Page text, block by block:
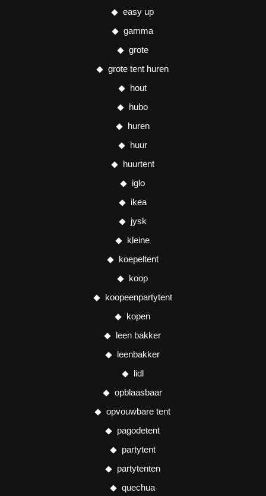
easy up
gamma
grote
grote tent huren
hout
hubo
huren
huur
huurtent
iglo
ikea
jysk
kleine
koepeltent
koop
koopeenpartytent
kopen
leen bakker
leenbakker
lidl
opblaasbaar
opvouwbare tent
pagodetent
partytent
partytenten
quechua